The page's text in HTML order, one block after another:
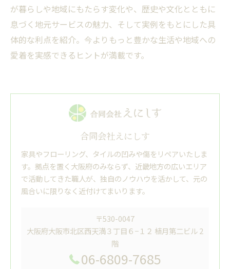
が暮らしや地域にもたらす変化や、歴史や文化とともに
息づく地元サービスの魅力、そして実例をもとにした具
体的な利点を紹介。今よりもっと豊かな生活や地域への
愛着を実感できるヒントが満載です。
合同会社えにしす
家具やフローリング、タイルの凹みや傷をリペアいたしま
す。拠点を置く大阪府のみならず、近畿地方の広いエリア
で活動してきた職人が、独自のノウハウを活かして、元の
風合いに限りなく近付けてまいります。
〒530-0047
大阪府大阪市北区西天満３丁目６−１２ 植月第二ビル 2
階
06-6809-7685